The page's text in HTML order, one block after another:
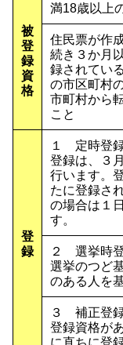
被
登
録
資
格
満18歳以上
住民票が作
続き３か月
録されてい
の市区町村
市町村から
こと
登
録
１ 定時登
登録は、３
行います。
たに登録さ
の場合は１
す。
２ 選挙時
選挙のつど
のある人を
３ 補正登
登録資格が
に直ちに登